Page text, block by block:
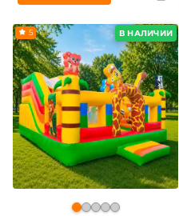
В НАЛИЧИИ
5